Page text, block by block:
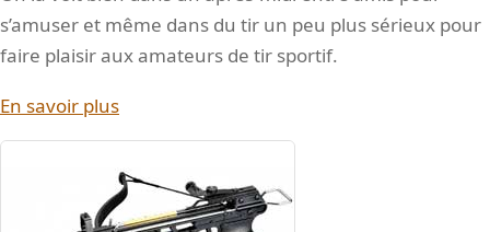
s’amuser et même dans du tir un peu plus sérieux pour
faire plaisir aux amateurs de tir sportif.
En savoir plus